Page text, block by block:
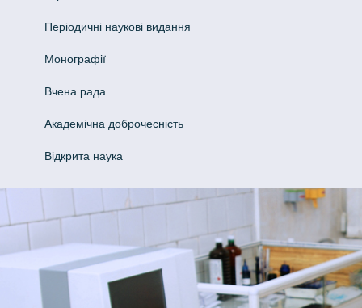
Періодичні наукові видання
Монографії
Вчена рада
Академічна доброчесність
Відкрита наука